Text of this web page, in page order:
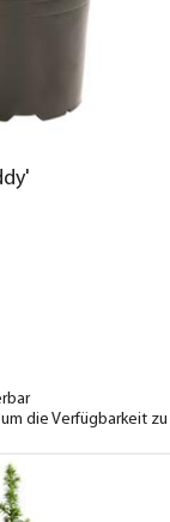
um die Verfügbarkeit zu